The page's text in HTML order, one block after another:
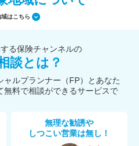
はこちら
る保険チャンネルの
談とは？
ルプランナー（FP）とあなた
料で相談ができるサービスで
無理な勧誘や
しつこい営業は無し！